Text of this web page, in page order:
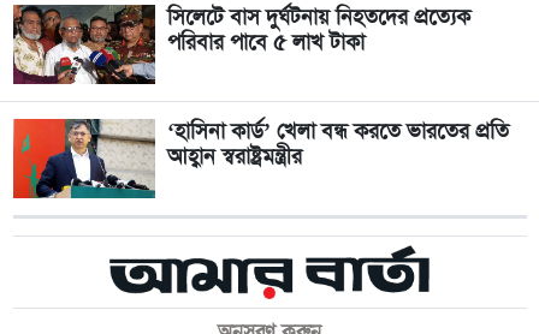
সিলেটে বাস দুর্ঘটনায় নিহতদের প্রত্যেক
পরিবার পাবে ৫ লাখ টাকা
‘হাসিনা কার্ড’ খেলা বন্ধ করতে ভারতের প্রতি
আহ্বান স্বরাষ্ট্রমন্ত্রীর